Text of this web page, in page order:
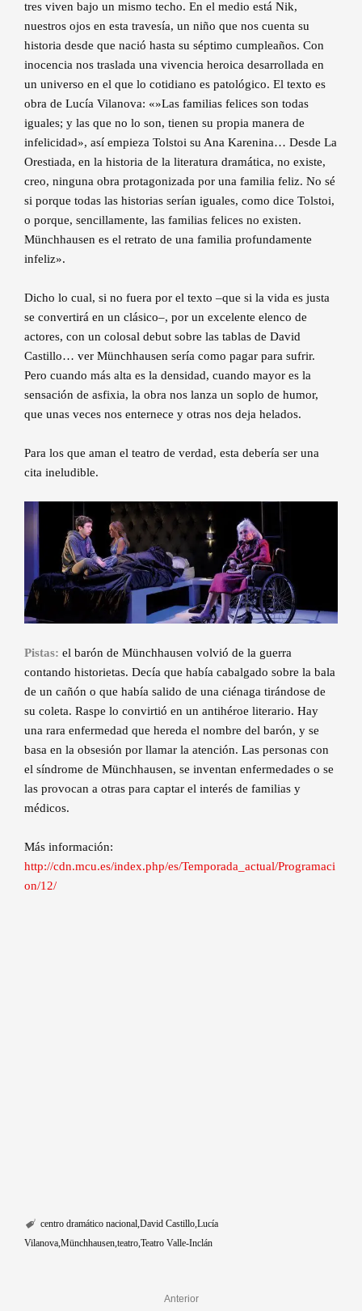
tres viven bajo un mismo techo. En el medio está Nik,
nuestros ojos en esta travesía, un niño que nos cuenta su
historia desde que nació hasta su séptimo cumpleaños. Con
inocencia nos traslada una vivencia heroica desarrollada en
un universo en el que lo cotidiano es patológico. El texto es
obra de Lucía Vilanova: «»Las familias felices son todas
iguales; y las que no lo son, tienen su propia manera de
infelicidad», así empieza Tolstoi su Ana Karenina… Desde La
Orestiada, en la historia de la literatura dramática, no existe,
creo, ninguna obra protagonizada por una familia feliz. No sé
si porque todas las historias serían iguales, como dice Tolstoi,
o porque, sencillamente, las familias felices no existen.
Münchhausen es el retrato de una familia profundamente
infeliz».
Dicho lo cual, si no fuera por el texto –que si la vida es justa
se convertirá en un clásico–, por un excelente elenco de
actores, con un colosal debut sobre las tablas de David
Castillo… ver Münchhausen sería como pagar para sufrir.
Pero cuando más alta es la densidad, cuando mayor es la
sensación de asfixia, la obra nos lanza un soplo de humor,
que unas veces nos enternece y otras nos deja helados.
Para los que aman el teatro de verdad, esta debería ser una
cita ineludible.
Pistas: el barón de Münchhausen volvió de la guerra
contando historietas. Decía que había cabalgado sobre la bala
de un cañón o que había salido de una ciénaga tirándose de
su coleta. Raspe lo convirtió en un antihéroe literario. Hay
una rara enfermedad que hereda el nombre del barón, y se
basa en la obsesión por llamar la atención. Las personas con
el síndrome de Münchhausen, se inventan enfermedades o se
las provocan a otras para captar el interés de familias y
médicos.
Más información:
http://cdn.mcu.es/index.php/es/Temporada_actual/Programaci
on/12/
centro dramático nacional David Castillo Lucía
Vilanova Münchhausen teatro Teatro Valle-Inclán
Anterior